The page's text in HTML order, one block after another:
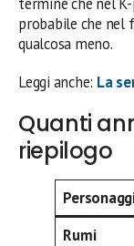
probabile che nel
qualcosa meno.
Leggi anche: La
Quanti
riepilogo
Rumi